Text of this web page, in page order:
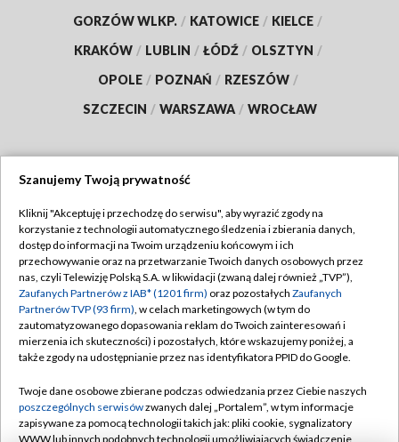
GORZÓW WLKP. / KATOWICE / KIELCE /
KRAKÓW / LUBLIN / ŁÓDŹ / OLSZTYN /
OPOLE / POZNAŃ / RZESZÓW /
SZCZECIN / WARSZAWA / WROCŁAW
TVP
Abonament TVP
Emisja w TVP
Centrum informacji TVP
Naziemna Telewizja Cyfrowa
Rada Programowa
System NOS
Regulamin TVP
Polityka prywatności
Moje zgody
Pomoc
Kontakt
Szanujemy Twoją prywatność
Kliknij "Akceptuję i przechodzę do serwisu", aby wyrazić zgody na
korzystanie z technologii automatycznego śledzenia i zbierania danych,
dostęp do informacji na Twoim urządzeniu końcowym i ich
przechowywanie oraz na przetwarzanie Twoich danych osobowych przez
nas, czyli Telewizję Polską S.A. w likwidacji (zwaną dalej również „TVP”),
Zaufanych Partnerów z IAB* (1201 firm) oraz pozostałych Zaufanych
Partnerów TVP (93 firm), w celach marketingowych (w tym do
zautomatyzowanego dopasowania reklam do Twoich zainteresowań i
mierzenia ich skuteczności) i pozostałych, które wskazujemy poniżej, a
także zgody na udostępnianie przez nas identyfikatora PPID do Google.
Twoje dane osobowe zbierane podczas odwiedzania przez Ciebie naszych
poszczególnych serwisówzwanych dalej „Portalem”, w tym informacje
zapisywane za pomocą technologii takich jak: pliki cookie, sygnalizatory
WWW lub innych podobnych technologii umożliwiających świadczenie